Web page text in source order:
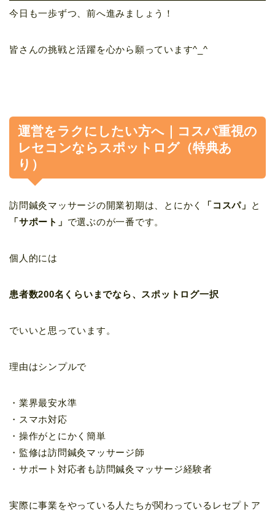
今日も一歩ずつ、前へ進みましょう！
皆さんの挑戦と活躍を心から願っています^_^
運営をラクにしたい方へ｜コスパ重視の
レセコンならスポットログ（特典あ
り）
訪問鍼灸マッサージの開業初期は、とにかく 「コスパ」
と
「サポート」 で選ぶのが一番です。
個人的には
患者数200名くらいまでなら、スポットログ一択
でいいと思っています。
理由はシンプルで
・業界最安水準
・スマホ対応
・操作がとにかく簡単
・監修は訪問鍼灸マッサージ師
・サポート対応者も訪問鍼灸マッサージ経験者
実際に事業をやっている人たちが関わっているレセプトア